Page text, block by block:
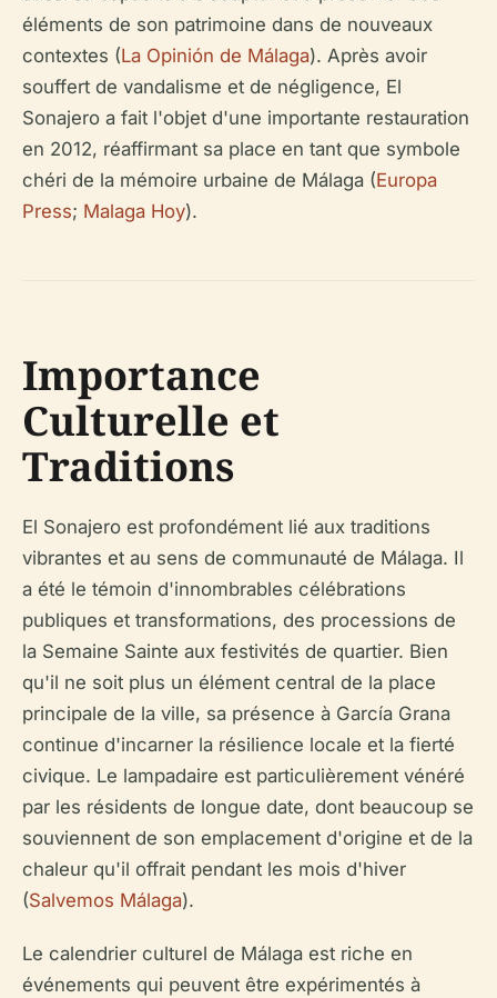
éléments de son patrimoine dans de nouveaux
contextes (La Opinión de Málaga). Après avoir
souffert de vandalisme et de négligence, El
Sonajero a fait l'objet d'une importante restauration
en 2012, réaffirmant sa place en tant que symbole
chéri de la mémoire urbaine de Málaga (Europa
Press; Malaga Hoy).
Importance
Culturelle et
Traditions
El Sonajero est profondément lié aux traditions
vibrantes et au sens de communauté de Málaga. Il
a été le témoin d'innombrables célébrations
publiques et transformations, des processions de
la Semaine Sainte aux festivités de quartier. Bien
qu'il ne soit plus un élément central de la place
principale de la ville, sa présence à García Grana
continue d'incarner la résilience locale et la fierté
civique. Le lampadaire est particulièrement vénéré
par les résidents de longue date, dont beaucoup se
souviennent de son emplacement d'origine et de la
chaleur qu'il offrait pendant les mois d'hiver
(Salvemos Málaga).
Le calendrier culturel de Málaga est riche en
événements qui peuvent être expérimentés à